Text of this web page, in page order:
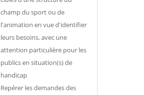
champ du sport ou de
l'animation en vue d'identifier
leurs besoins, avec une
attention particulière pour les
publics en situation(s) de
handicap
Repérer les demandes des